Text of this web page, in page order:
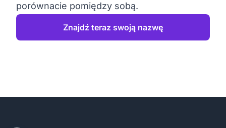
porównacie pomiędzy sobą.
Znajdź teraz swoją nazwę